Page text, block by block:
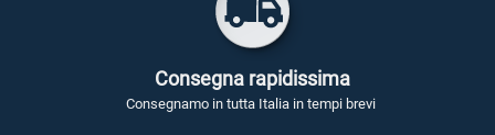
Consegna rapidissima
Consegnamo in tutta Italia in tempi brevi